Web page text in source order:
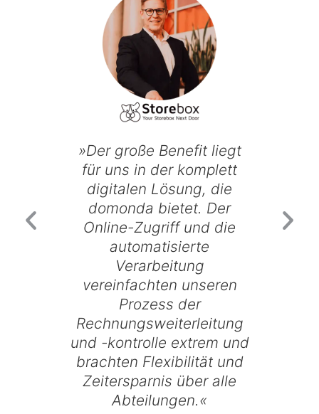
»Der große Benefit liegt
für uns in der komplett
digitalen Lösung, die
domonda bietet. Der
Online-Zugriff und die
automatisierte
Verarbeitung
vereinfachten unseren
Prozess der
Rechnungsweiterleitung
und -kontrolle extrem und
brachten Flexibilität und
Zeitersparnis über alle
Abteilungen.«